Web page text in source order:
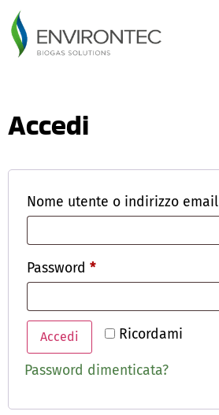
Accedi
Nome utente o indirizzo email
Password *
Ricordami
Accedi
Password dimenticata?